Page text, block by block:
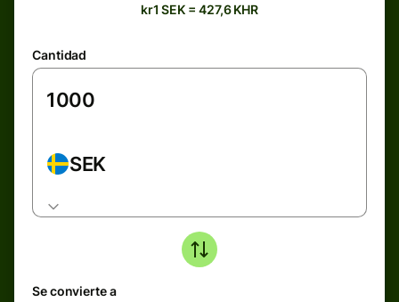
kr1 SEK = 427,6 KHR
Cantidad
SEK
Se convierte a